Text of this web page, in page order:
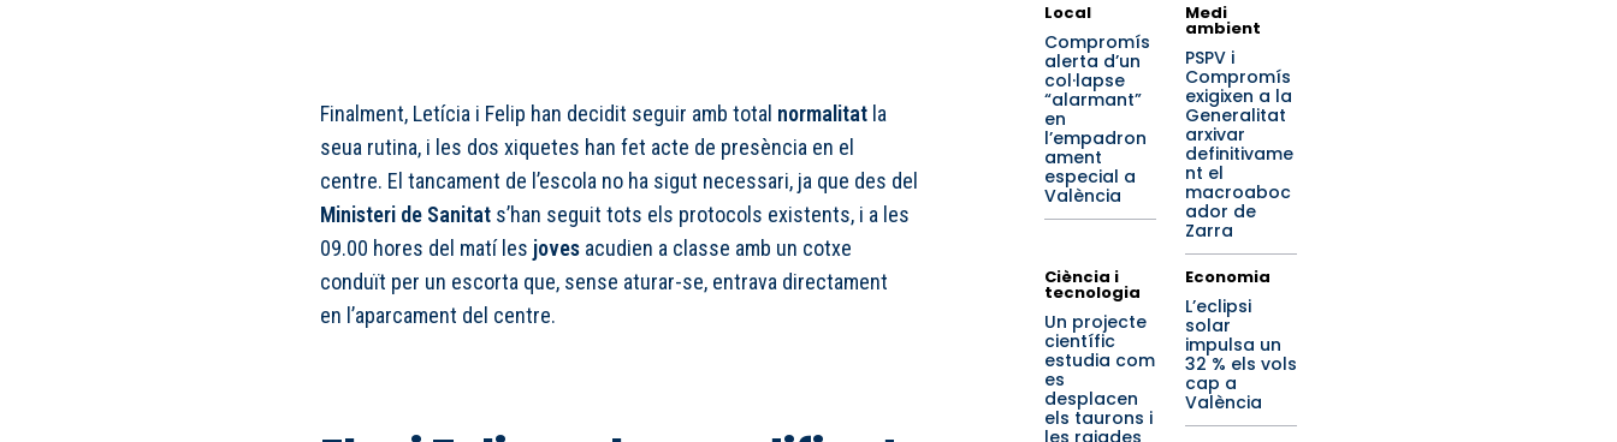
Finalment, Letícia i Felip han decidit seguir amb total normalitat la
seua rutina, i les dos xiquetes han fet acte de presència en el
centre. El tancament de l’escola no ha sigut necessari, ja que des del
Ministeri de Sanitat s’han seguit tots els protocols existents, i a les
09.00 hores del matí les joves acudien a classe amb un cotxe
conduït per un escorta que, sense aturar-se, entrava directament
en l’aparcament del centre.
Local
Compromís
alerta d’un
col·lapse
“alarmant”
en
l’empadron
ament
especial a
València
Medi
ambient
PSPV i
Compromís
exigixen a la
Generalitat
arxivar
definitivame
nt el
macroaboc
ador de
Zarra
Ciència i
tecnologia
Un projecte
científic
estudia com
es
desplacen
els taurons i
les rajades
Economia
L’eclipsi
solar
impulsa un
32 % els vols
cap a
València